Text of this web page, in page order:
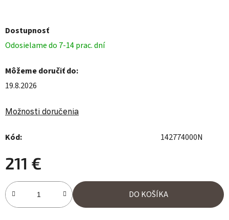
Dostupnosť
Odosielame do 7-14 prac. dní
Môžeme doručiť do:
19.8.2026
Možnosti doručenia
Kód: 142774000N
211 €
Jednotková cena:
DO KOŠÍKA